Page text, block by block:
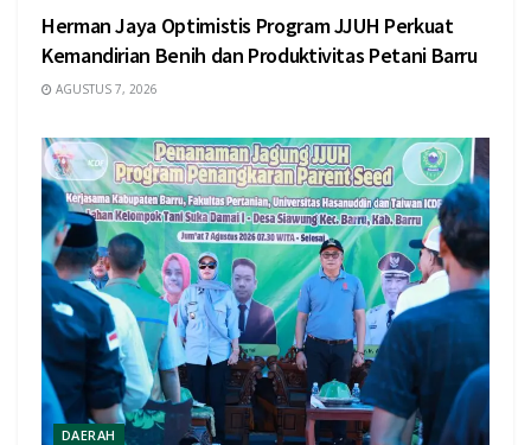
Herman Jaya Optimistis Program JJUH Perkuat
Kemandirian Benih dan Produktivitas Petani Barru
AGUSTUS 7, 2026
DAERAH